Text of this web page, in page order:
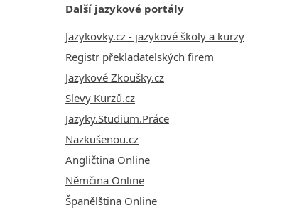
Další jazykové portály
Jazykovky.cz - jazykové školy a kurzy
Registr překladatelských firem
Jazykové Zkoušky.cz
Slevy Kurzů.cz
Jazyky.Studium.Práce
Nazkušenou.cz
Angličtina Online
Němčina Online
Španělština Online